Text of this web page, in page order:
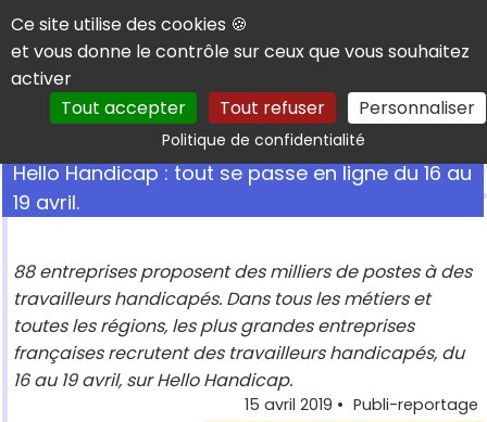
Panneau de gestion des cookies
Ce site utilise des cookies 🍪
et vous donne le contrôle sur ceux que vous souhaitez
activer
Tout accepter
Tout refuser Personnaliser
Politique de confidentialitéRechercher
Hello Handicap : tout se passe en ligne du 16 au
19 avril.
88 entreprises proposent des milliers de postes à des
travailleurs handicapés. Dans tous les métiers et
toutes les régions, les plus grandes entreprises
françaises recrutent des travailleurs handicapés, du
16 au 19 avril, sur Hello Handicap.
15 avril 2019 • Publi-reportage